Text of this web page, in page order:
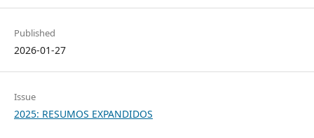
Published
2026-01-27
Issue
2025: RESUMOS EXPANDIDOS